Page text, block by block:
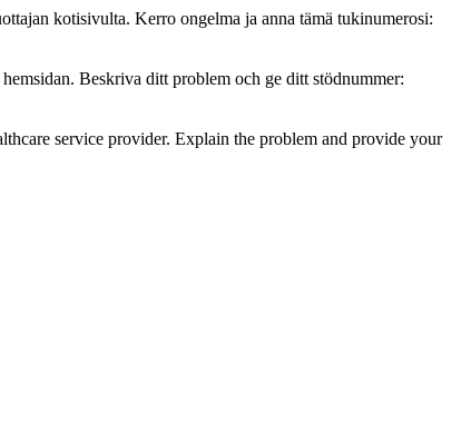
kotisivulta. Kerro ongelma ja anna tämä tukinumerosi:
Beskriva ditt problem och ge ditt stödnummer:
service provider. Explain the problem and provide your